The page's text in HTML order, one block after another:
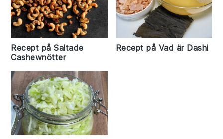
Recept på Saltade
Cashewnötter
Recept på Vad är Dashi